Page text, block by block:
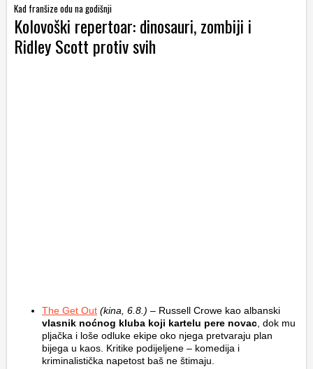
Kad franšize odu na godišnji
Kolovoški repertoar: dinosauri, zombiji i
Ridley Scott protiv svih
The Get Out (kina, 6.8.) – Russell Crowe kao albanski
vlasnik noćnog kluba koji kartelu pere novac , dok mu
pljačka i loše odluke ekipe oko njega pretvaraju plan
bijega u kaos. Kritike podijeljene – komedija i
kriminalistička napetost baš ne štimaju.